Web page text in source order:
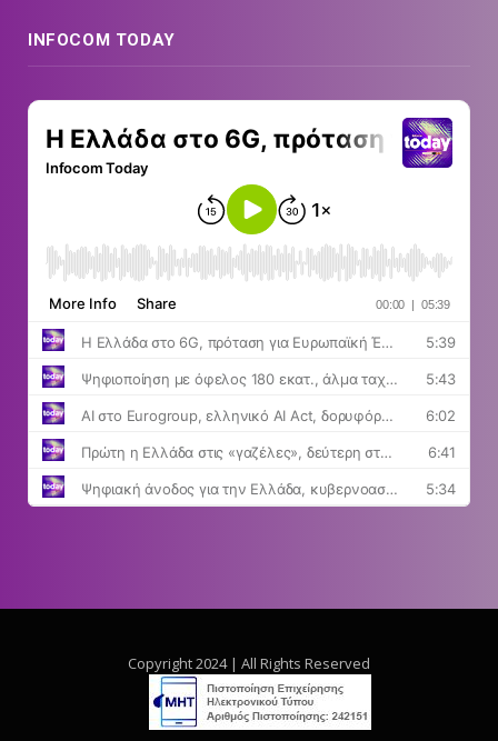
INFOCOM TODAY
Copyright 2024 | All Rights Reserved